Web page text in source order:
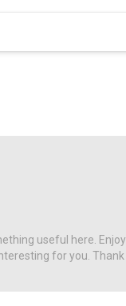
useful here. Enjoy
for you. Thank